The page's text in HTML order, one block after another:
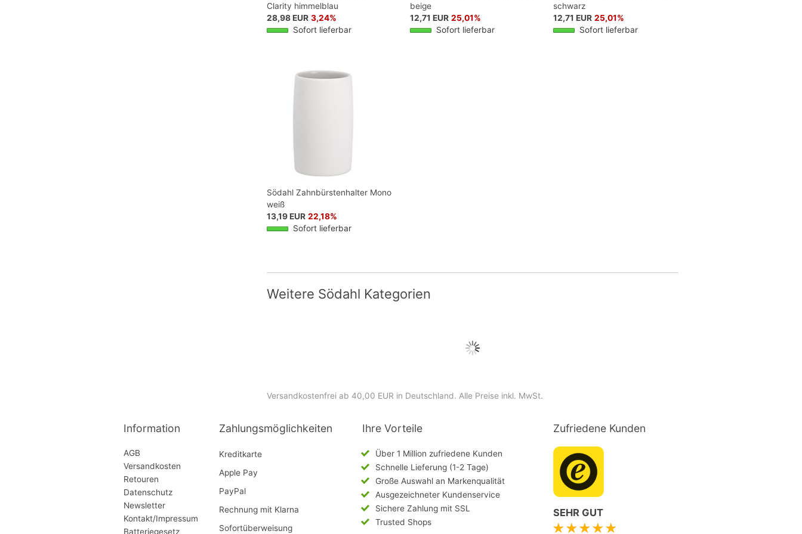
Clarity himmelblau
28,98 EUR 3,24%
Sofort lieferbar
beige
12,71 EUR 25,01%
Sofort lieferbar
schwarz
12,71 EUR 25,01%
Sofort lieferbar
Södahl Zahnbürstenhalter Mono
weiß
13,19 EUR 22,18%
Sofort lieferbar
Weitere Södahl Kategorien
Versandkostenfrei ab 40,00 EUR in Deutschland. Alle Preise inkl. MwSt.
Information
AGB
Versandkosten
Retouren
Datenschutz
Newsletter
Kontakt/Impressum
Batteriegesetz
Zahlungsmöglichkeiten
Kreditkarte
Apple Pay
PayPal
Rechnung mit Klarna
Sofortüberweisung
Ihre Vorteile
Über 1 Million zufriedene Kunden
Schnelle Lieferung (1-2 Tage)
Große Auswahl an Markenqualität
Ausgezeichneter Kundenservice
Sichere Zahlung mit SSL
Trusted Shops
Zufriedene Kunden
SEHR GUT
★★★★★